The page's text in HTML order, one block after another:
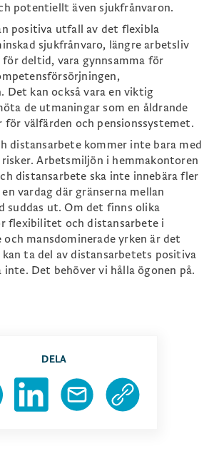
DELA
potentiellt även sjukfrånvaron.
positiva utfall av det flexibla
sjukfrånvaro, längre arbetsliv
deltid, vara gynnsamma för
Det kan också vara en viktig
de utmaningar som en åldrande
för välfärden och pensionssystemet.
distansarbete kommer inte bara med
Arbetsmiljön i hemmakontoren
distansarbete ska inte innebära fler
vardag där gränserna mellan
ut. Om det finns olika
flexibilitet och distansarbete i
mansdominerade yrken är det
ta del av distansarbetets positiva
Det behöver vi hålla ögonen på.